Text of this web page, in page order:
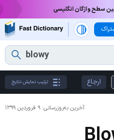
سطح واژگان انگلیسی
ارجاع ترتیب نمایش نتایج
آخرین به‌روزرسانی: ۹ فروردین ۱۳۹۹